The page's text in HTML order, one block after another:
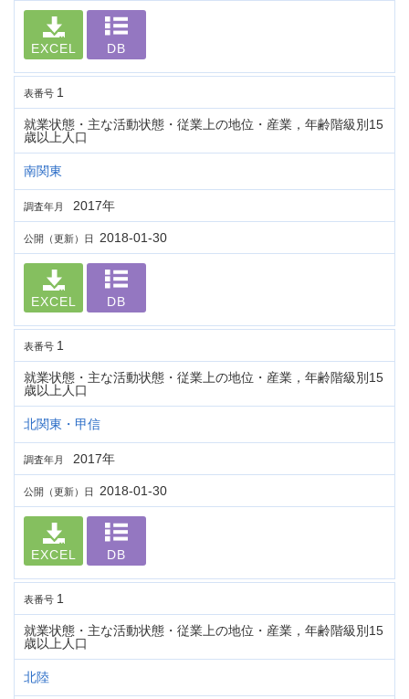
EXCEL DB
表番号 1
就業状態・主な活動状態・従業上の地位・産業，年齢階級別15
歳以上人口
南関東
調査年月 2017年
公開（更新）日 2018-01-30
EXCEL DB
表番号 1
就業状態・主な活動状態・従業上の地位・産業，年齢階級別15
歳以上人口
北関東・甲信
調査年月 2017年
公開（更新）日 2018-01-30
EXCEL DB
表番号 1
就業状態・主な活動状態・従業上の地位・産業，年齢階級別15
歳以上人口
北陸